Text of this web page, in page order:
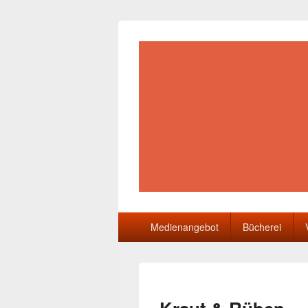
Primäres
Menü Medienangebot Bücherei